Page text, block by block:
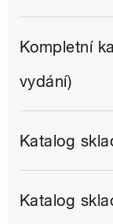
Kompletní
vydání)
Katalog
Katalog